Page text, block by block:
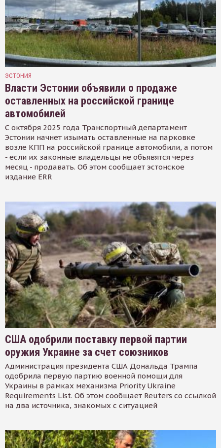
ЭСТОНИЯ
Власти Эстонии объявили о продаже
оставленных на российской границе
автомобилей
С октября 2025 года Транспортный департамент
Эстонии начнет изымать оставленные на парковке
возле КПП на российской границе автомобили, а потом
- если их законные владельцы не объявятся через
месяц - продавать. Об этом сообщает эстонское
издание ERR
США одобрили поставку первой партии
оружия Украине за счет союзников
Администрация президента США Дональда Трампа
одобрила первую партию военной помощи для
Украины в рамках механизма Priority Ukraine
Requirements List. Об этом сообщает Reuters со ссылкой
на два источника, знакомых с ситуацией